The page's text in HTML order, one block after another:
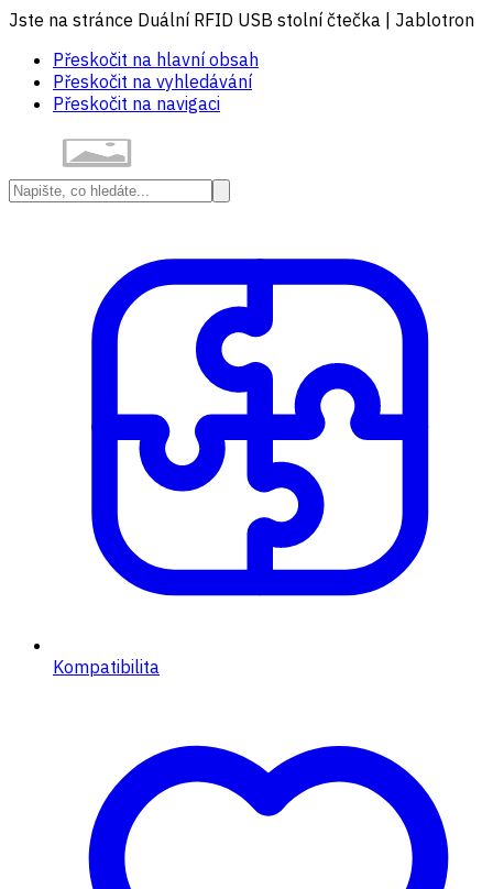
Jste na stránce Duální RFID USB stolní čtečka | Jablotron
Přeskočit na hlavní obsah
Přeskočit na vyhledávání
Přeskočit na navigaci
Kompatibilita